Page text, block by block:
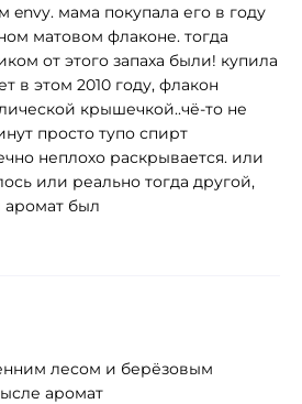
envy. мама покупала его в году
матовом флаконе. тогда
от этого запаха были! купила
в этом 2010 году, флакон
крышечкой..чё-то не
просто тупо спирт
неплохо раскрывается. или
или реально тогда другой,
аромат был
лесом и берёзовым
аромат